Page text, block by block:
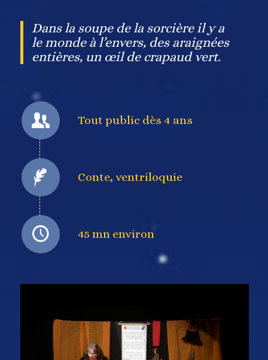
Dans la soupe de la sorcière il y a
le monde à l’envers, des araignées
entières, un œil de crapaud vert.
Tout public dès 4 ans
Conte, ventriloquie
45 mn environ